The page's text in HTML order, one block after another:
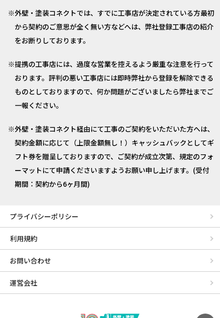
外壁・塗装コネクトでは、すでに工事店が決定されている方最初
から契約のご意思が全く無い方などへは、弊社登録工事店の紹介
をお断りしております。
提携の工事店には、過度な営業を控えるよう厳重な注意を行って
おります。評判の悪い工事店には即時弊社から登録を解除できる
ものとしておりますので、何か問題がございましたら弊社までご
一報ください。
外壁・塗装コネクト経由にて工事のご契約をいただいた方へは、
契約金額に応じて（上限金額無し！）キャッシュバックとしてギ
フト券を贈呈しておりますので、ご契約が成立次第、規定のフォ
ーマットにて申請くださいますようお願い申し上げます。(受付
期間：契約から6ヶ月間)
プライバシーポリシー
利用規約
お問い合わせ
運営会社